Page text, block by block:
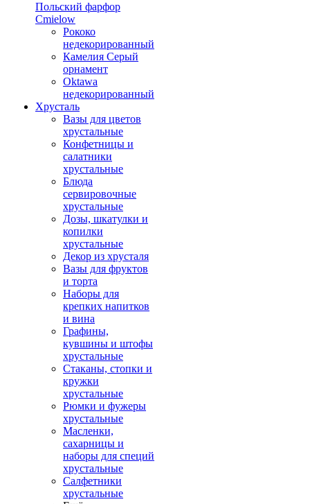
Польский фарфор
Сmielow
Рококо
недекорированный
Камелия Серый
орнамент
Oktawa
недекорированный
Хрусталь
Вазы для цветов
хрустальные
Конфетницы и
салатники
хрустальные
Блюда
сервировочные
хрустальные
Дозы, шкатулки и
копилки
хрустальные
Декор из хрусталя
Вазы для фруктов
и торта
Наборы для
крепких напитков
и вина
Графины,
кувшины и штофы
хрустальные
Стаканы, стопки и
кружки
хрустальные
Рюмки и фужеры
хрустальные
Масленки,
сахарницы и
наборы для специй
хрустальные
Салфетники
хрустальные